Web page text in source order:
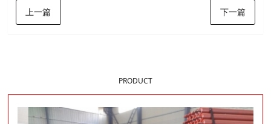
上一篇 下一篇
PRODUCT